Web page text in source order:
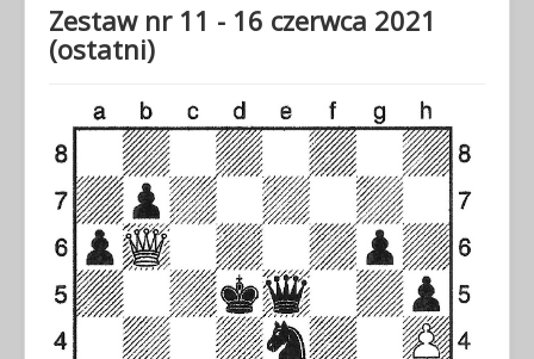
Zestaw nr 11 - 16 czerwca 2021
(ostatni)